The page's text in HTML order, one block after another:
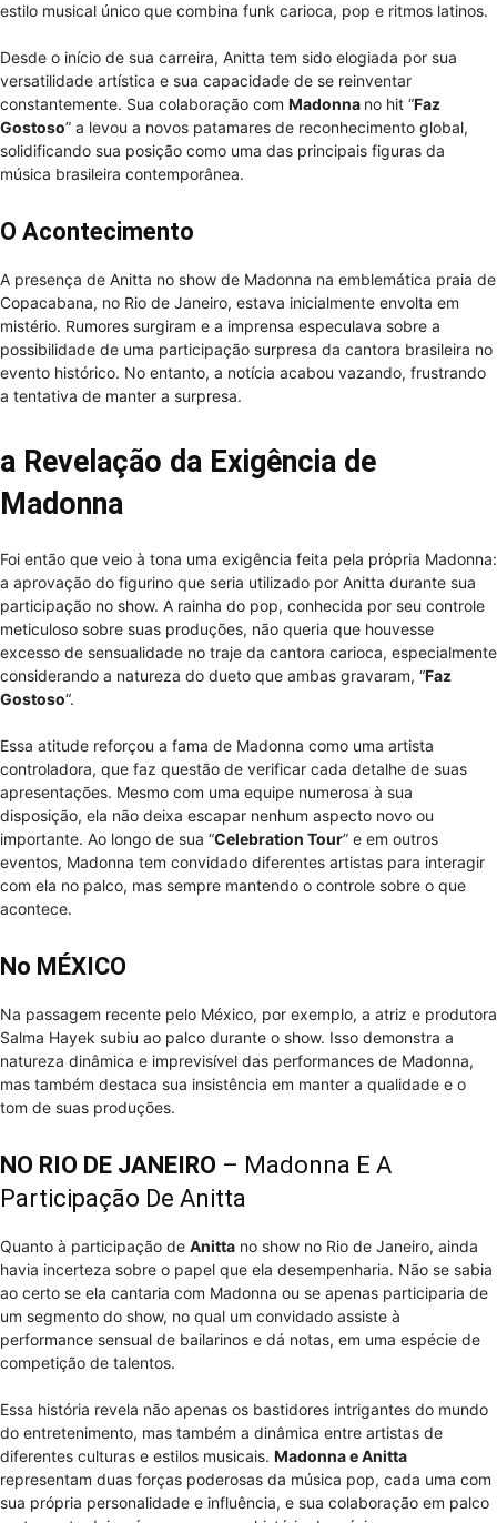
estilo musical único que combina funk carioca, pop e ritmos latinos.
Desde o início de sua carreira, Anitta tem sido elogiada por sua
versatilidade artística e sua capacidade de se reinventar
constantemente. Sua colaboração com Madonna no hit “Faz
Gostoso” a levou a novos patamares de reconhecimento global,
solidificando sua posição como uma das principais figuras da
música brasileira contemporânea.
O Acontecimento
A presença de Anitta no show de Madonna na emblemática praia de
Copacabana, no Rio de Janeiro, estava inicialmente envolta em
mistério. Rumores surgiram e a imprensa especulava sobre a
possibilidade de uma participação surpresa da cantora brasileira no
evento histórico. No entanto, a notícia acabou vazando, frustrando
a tentativa de manter a surpresa.
a Revelação da Exigência de
Madonna
Foi então que veio à tona uma exigência feita pela própria Madonna:
a aprovação do figurino que seria utilizado por Anitta durante sua
participação no show. A rainha do pop, conhecida por seu controle
meticuloso sobre suas produções, não queria que houvesse
excesso de sensualidade no traje da cantora carioca, especialmente
considerando a natureza do dueto que ambas gravaram, “Faz
Gostoso“.
Essa atitude reforçou a fama de Madonna como uma artista
controladora, que faz questão de verificar cada detalhe de suas
apresentações. Mesmo com uma equipe numerosa à sua
disposição, ela não deixa escapar nenhum aspecto novo ou
importante. Ao longo de sua “Celebration Tour” e em outros
eventos, Madonna tem convidado diferentes artistas para interagir
com ela no palco, mas sempre mantendo o controle sobre o que
acontece.
No MÉXICO
Na passagem recente pelo México, por exemplo, a atriz e produtora
Salma Hayek subiu ao palco durante o show. Isso demonstra a
natureza dinâmica e imprevisível das performances de Madonna,
mas também destaca sua insistência em manter a qualidade e o
tom de suas produções.
NO RIO DE JANEIRO – Madonna E A
Participação De Anitta
Quanto à participação de Anitta no show no Rio de Janeiro, ainda
havia incerteza sobre o papel que ela desempenharia. Não se sabia
ao certo se ela cantaria com Madonna ou se apenas participaria de
um segmento do show, no qual um convidado assiste à
performance sensual de bailarinos e dá notas, em uma espécie de
competição de talentos.
Essa história revela não apenas os bastidores intrigantes do mundo
do entretenimento, mas também a dinâmica entre artistas de
diferentes culturas e estilos musicais. Madonna e Anitta
representam duas forças poderosas da música pop, cada uma com
sua própria personalidade e influência, e sua colaboração em palco